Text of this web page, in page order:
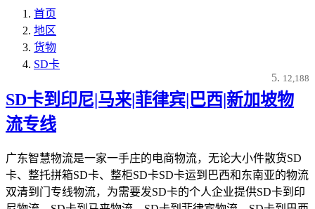
首页
地区
货物
SD卡
12,188
SD卡到印尼|马来|菲律宾|巴西|新加坡物
流专线
广东智慧物流是一家一手庄的电商物流，无论大小件散货SD
卡、整托拼箱SD卡、整柜SD卡SD卡运到巴西和东南亚的物流
双清到门专线物流，为需要发SD卡的个人企业提供SD卡到印